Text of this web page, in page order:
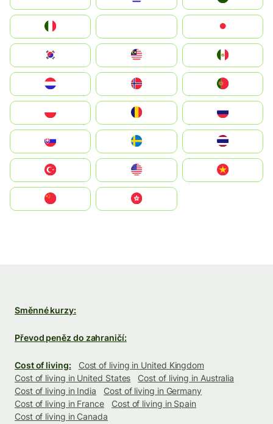
South Korea
United States
中國香港特別行政區
Směnné kurzy:
Převod peněz do zahraničí:
Cost of living:
Cost of living in United Kingdom
Cost of living in United States
Cost of living in Australia
Cost of living in India
Cost of living in Germany
Cost of living in France
Cost of living in Spain
Cost of living in Canada